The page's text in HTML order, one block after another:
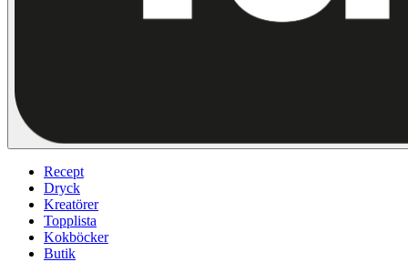
Recept
Dryck
Kreatörer
Topplista
Kokböcker
Butik